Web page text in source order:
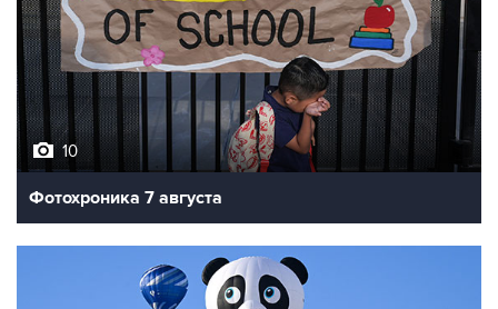
10
Фотохроника 7 августа